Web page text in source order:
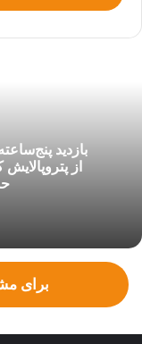
بازدید
از
برای